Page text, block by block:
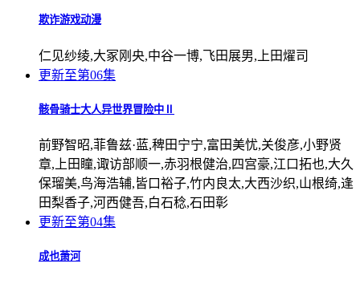
欺诈游戏动漫
仁见纱绫,大冢刚央,中谷一博,飞田展男,上田燿司
更新至第06集
骸骨骑士大人异世界冒险中Ⅱ
前野智昭,菲鲁兹·蓝,稗田宁宁,富田美忧,关俊彦,小野贤
章,上田瞳,诹访部顺一,赤羽根健治,四宫豪,江口拓也,大久
保瑠美,鸟海浩辅,皆口裕子,竹内良太,大西沙织,山根绮,逢
田梨香子,河西健吾,白石稔,石田彰
更新至第04集
成也萧河